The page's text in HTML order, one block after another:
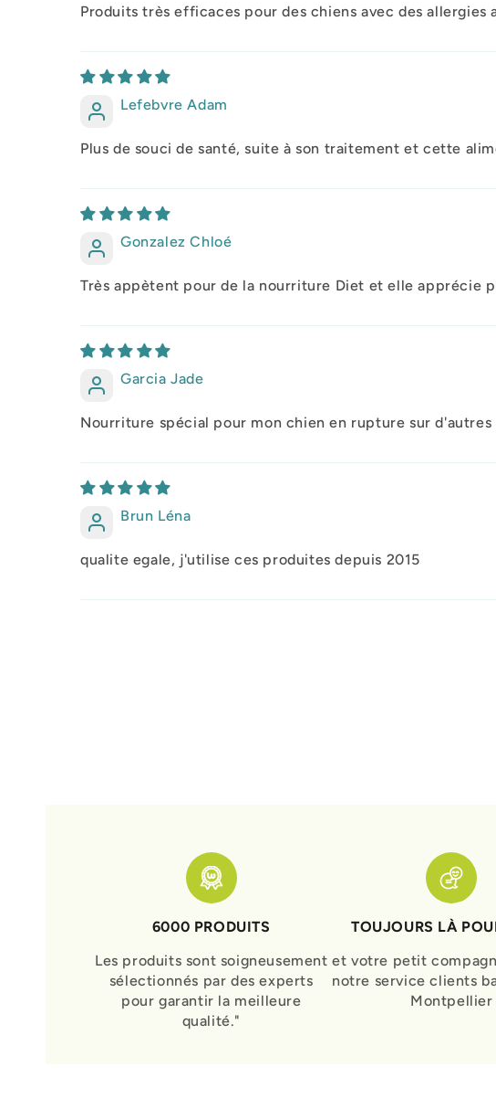
Produits très efficaces pour des chiens avec des allergies
Lefebvre Adam
Plus de souci de santé, suite à son traitement et cette
Gonzalez Chloé
Très appètent pour de la nourriture Diet et elle apprécie
Garcia Jade
Nourriture spécial pour mon chien en rupture sur
Brun Léna
qualite egale, j'utilise ces produites depuis 2015
6000 PRODUITS
Les produits sont soigneusement
sélectionnés par des experts
pour garantir la meilleure
qualité."
TOUJOURS LÀ
et votre petit
notre service clients
Montpellier